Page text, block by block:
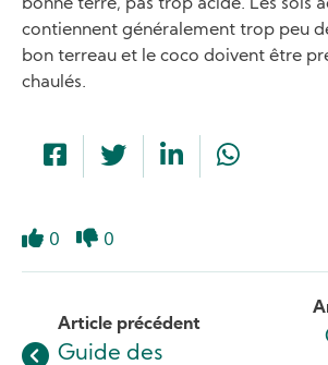
bonne terre, pas trop acide. Les sols
contiennent généralement trop peu
bon terreau et le coco doivent être
chaulés.
0 0
Article précédent
Guide des